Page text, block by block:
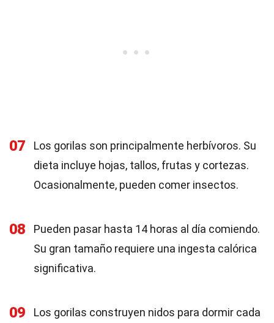
07
Los gorilas son principalmente herbívoros. Su
dieta incluye hojas, tallos, frutas y cortezas.
Ocasionalmente, pueden comer insectos.
08
Pueden pasar hasta 14 horas al día comiendo.
Su gran tamaño requiere una ingesta calórica
significativa.
09
Los gorilas construyen nidos para dormir cada